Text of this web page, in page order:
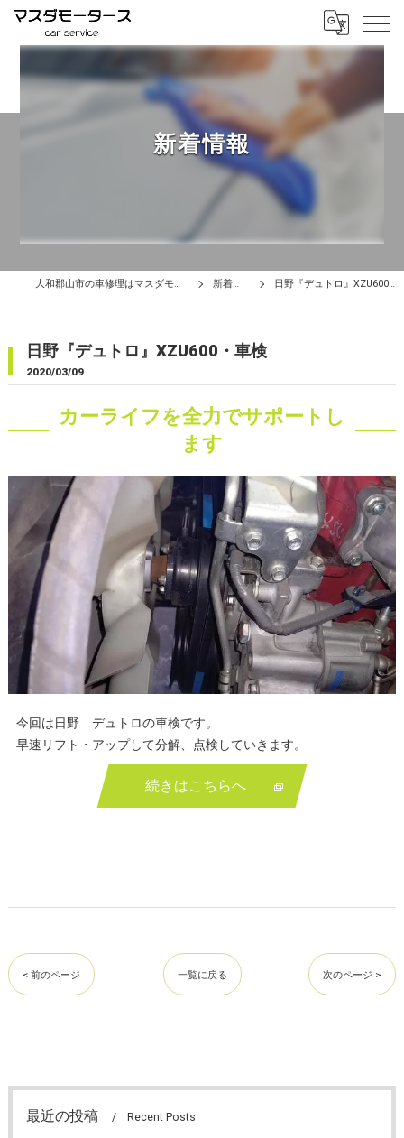
新着情報
大和郡山市の車修理はマスダモータース 新着情報 日野『デュトロ』XZU600・車検
日野『デュトロ』XZU600・車検
2020/03/09
カーライフを全力でサポートし
ます
今回は日野 デュトロの車検です。
早速リフト・アップして分解、点検していきます。
続きはこちらへ
< 前のページ 一覧に戻る 次のページ >
最近の投稿 Recent Posts